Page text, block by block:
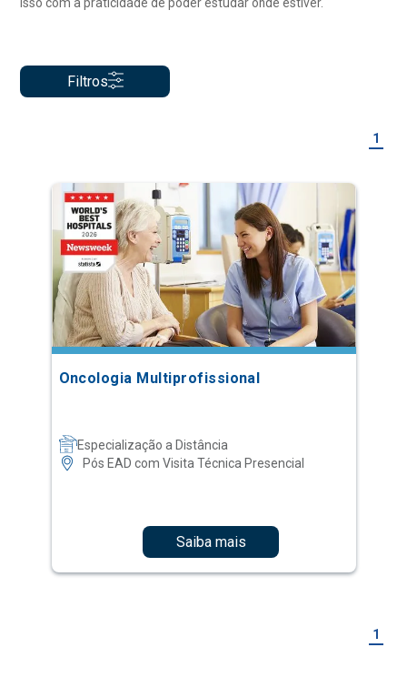
isso com a praticidade de poder estudar onde estiver.
Filtros
1
Oncologia Multiprofissional
Especialização a Distância
Pós EAD com Visita Técnica Presencial
Saiba mais
1